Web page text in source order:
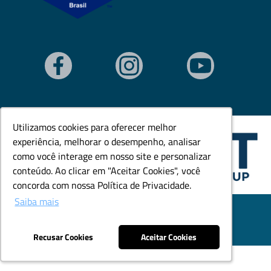
Utilizamos cookies para oferecer melhor
experiência, melhorar o desempenho, analisar
como você interage em nosso site e personalizar
conteúdo. Ao clicar em "Aceitar Cookies", você
concorda com nossa Política de Privacidade.
Saiba mais
Recusar Cookies Aceitar Cookies
Utilizamos cookies para oferecer melhor
experiência, melhorar o desempenho, analisar
como você interage em nosso site e personalizar
conteúdo. Ao clicar em "Aceitar Cookies", você
concorda com nossa Política de Privacidade.
Saiba mais
Recusar Cookies Aceitar Cookies
© Todos os direitos reservados. Goedert Ltda - CNPJ:
Desenvolvido por: Área Local